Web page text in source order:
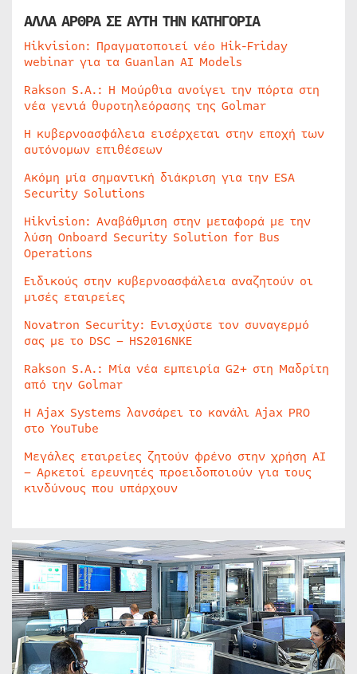
ΑΛΛΑ ΑΡΘΡΑ ΣΕ ΑΥΤΗ ΤΗΝ ΚΑΤΗΓΟΡΙΑ
Hikvision: Πραγματοποιεί νέο Hik-Friday
webinar για τα Guanlan AI Models
Rakson S.A.: Η Μούρθια ανοίγει την πόρτα στη
νέα γενιά θυροτηλεόρασης της Golmar
Η κυβερνοασφάλεια εισέρχεται στην εποχή των
αυτόνομων επιθέσεων
Ακόμη μία σημαντική διάκριση για την ESA
Security Solutions
Hikvision: Αναβάθμιση στην μεταφορά με την
λύση Onboard Security Solution for Bus
Operations
Ειδικούς στην κυβερνοασφάλεια αναζητούν οι
μισές εταιρείες
Novatron Security: Ενισχύστε τον συναγερμό
σας με το DSC – HS2016NKE
Rakson S.A.: Μία νέα εμπειρία G2+ στη Μαδρίτη
από την Golmar
Η Ajax Systems λανσάρει το κανάλι Ajax PRO
στο YouTube
Μεγάλες εταιρείες ζητούν φρένο στην χρήση AI
– Αρκετοί ερευνητές προειδοποιούν για τους
κινδύνους που υπάρχουν